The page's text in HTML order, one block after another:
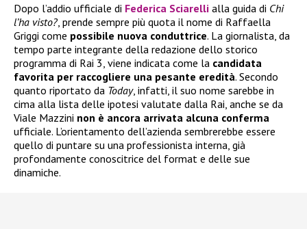
Dopo l’addio ufficiale di Federica Sciarelli alla guida di Chi
l’ha visto? , prende sempre più quota il nome di Raffaella
Griggi come possibile nuova conduttrice. La giornalista, da
tempo parte integrante della redazione dello storico
programma di Rai 3, viene indicata come la candidata
favorita per raccogliere una pesante eredità. Secondo
quanto riportato da Today, infatti, il suo nome sarebbe in
cima alla lista delle ipotesi valutate dalla Rai, anche se da
Viale Mazzini non è ancora arrivata alcuna conferma
ufficiale. L’orientamento dell’azienda sembrerebbe essere
quello di puntare su una professionista interna, già
profondamente conoscitrice del format e delle sue
dinamiche.